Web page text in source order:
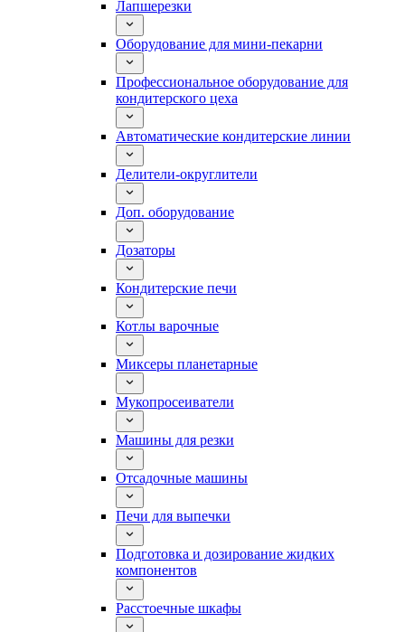
Лапшерезки
Оборудование для мини-пекарни
Профессиональное оборудование для
кондитерского цеха
Автоматические кондитерские линии
Делители-округлители
Доп. оборудование
Дозаторы
Кондитерские печи
Котлы варочные
Миксеры планетарные
Мукопросеиватели
Машины для резки
Отсадочные машины
Печи для выпечки
Подготовка и дозирование жидких
компонентов
Расстоечные шкафы